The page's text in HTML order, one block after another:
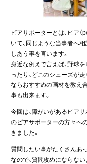
ピアサポーターとは、ピア
いて、同じような当事者へ
しあう事を言います。
身近な例えで言えば、野球
ったり、どこのシューズが
ならおすすめの画材を教え
事も出来ます。
今回は、障がいがあるピア
のピアサポーターの方々へ
きました。
質問したい事がたくさんあ
なので、質問攻めにならな